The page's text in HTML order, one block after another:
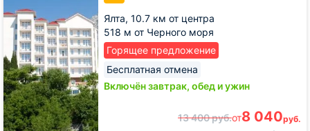
Ялта, 10.7 км от центра
518 м от Черного моря
Горящее предложение
Бесплатная отмена
Включён завтрак, обед и ужин
13 400руб.от8 040руб.